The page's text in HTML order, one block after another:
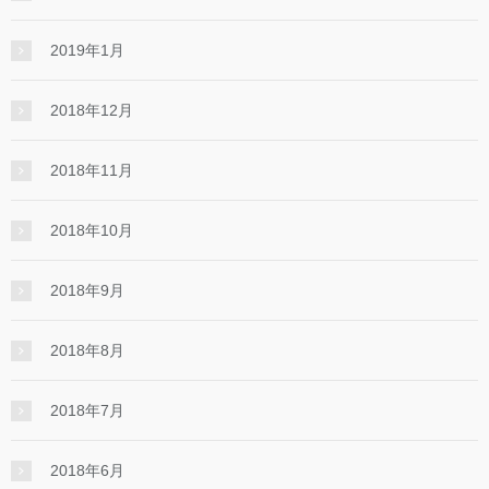
2019年1月
2018年12月
2018年11月
2018年10月
2018年9月
2018年8月
2018年7月
2018年6月